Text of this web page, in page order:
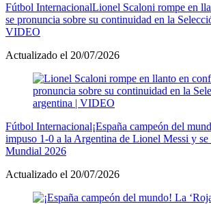
Fútbol InternacionalLionel Scaloni rompe en
se pronuncia sobre su continuidad en la
VIDEO
Actualizado el 20/07/2026
Fútbol Internacional¡España campeón del
impuso 1-0 a la Argentina de Lionel Messi y se
Mundial 2026
Actualizado el 20/07/2026